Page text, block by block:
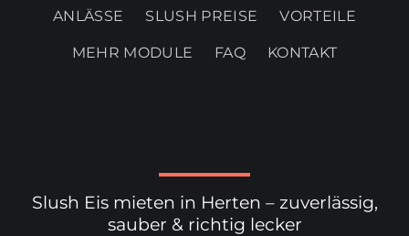
ANLÄSSE SLUSH PREISE VORTEILE
MEHR MODULE FAQ KONTAKT
Slush Eis mieten in Herten – zuverlässig,
sauber & richtig lecker